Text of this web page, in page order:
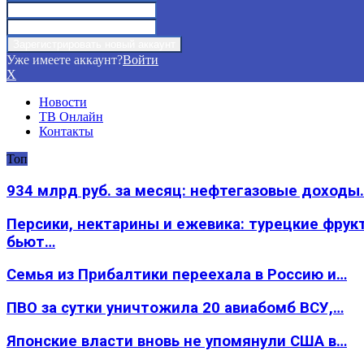
Уже имеете аккаунт?Войти
X
Новости
ТВ Онлайн
Контакты
Топ
934 млрд руб. за месяц: нефтегазовые
Персики, нектарины и ежевика: турецкие
бьют…
Семья из Прибалтики переехала в Россию и…
ПВО за сутки уничтожила 20 авиабомб ВСУ,…
Японские власти вновь не упомянули США в…